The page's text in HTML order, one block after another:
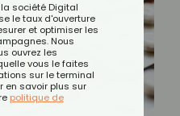
société Digital
le taux d'ouverture
et optimiser les
Nous
ouvrez les
vous le faites
sur le terminal
en savoir plus sur
politique de